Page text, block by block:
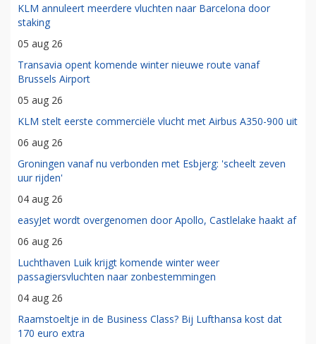
KLM annuleert meerdere vluchten naar Barcelona door
staking
05 aug 26
Transavia opent komende winter nieuwe route vanaf
Brussels Airport
05 aug 26
KLM stelt eerste commerciële vlucht met Airbus A350-900 uit
06 aug 26
Groningen vanaf nu verbonden met Esbjerg: 'scheelt zeven
uur rijden'
04 aug 26
easyJet wordt overgenomen door Apollo, Castlelake haakt af
06 aug 26
Luchthaven Luik krijgt komende winter weer
passagiersvluchten naar zonbestemmingen
04 aug 26
Raamstoeltje in de Business Class? Bij Lufthansa kost dat
170 euro extra